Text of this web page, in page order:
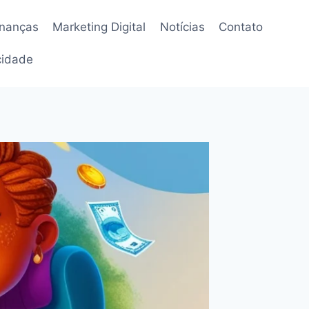
Marketing Digital Notícias Contato